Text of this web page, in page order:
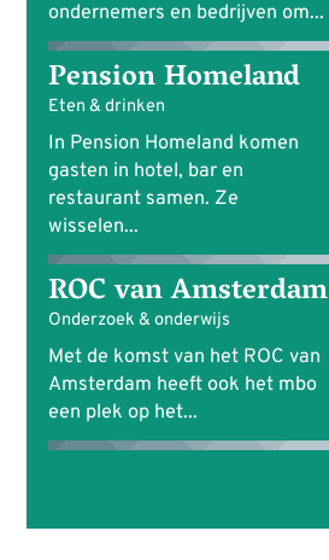
ondernemers en bedrijven om...
Pension Homeland
Eten & drinken
In Pension Homeland komen
gasten in hotel, bar en
restaurant samen. Ze
wisselen...
ROC van Amsterdam
Onderzoek & onderwijs
Met de komst van het ROC van
Amsterdam heeft ook het mbo
een plek op het...